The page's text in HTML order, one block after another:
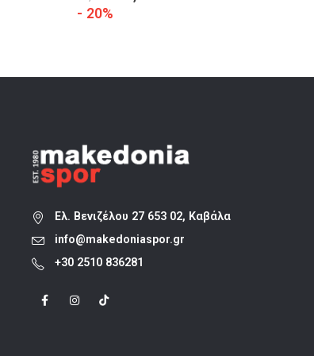
- 20%
Ελ. Βενιζέλου 27 653 02, Καβάλα
info@makedoniaspor.gr
+30 2510 836281